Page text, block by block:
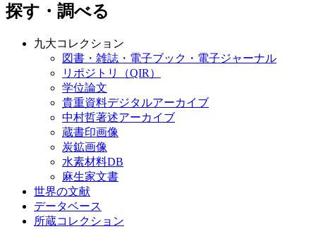
探す・調べる
九大コレクション
図書・雑誌・電子ブック・電子ジャーナル
リポジトリ（QIR）
学位論文
貴重資料デジタルアーカイブ
中村哲著述アーカイブ
蔵書印画像
炭鉱画像
水素材料DB
麻生家文書
世界の文献
データベース
所蔵コレクション